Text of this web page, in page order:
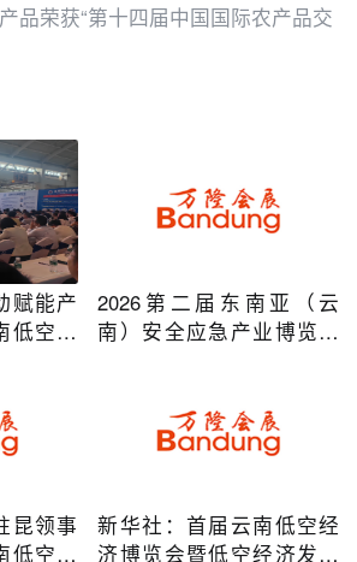
品荣获“第十四届中国国际农产品交
赋能产
低空经
2026第二届东南亚（云
南）安全应急产业博览会
昆领事
低空经
新华社：首届云南低空经
济博览会暨低空经济发展